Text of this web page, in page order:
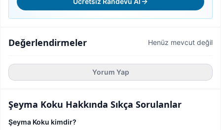
Değerlendirmeler Henüz mevcut değil
Yorum Yap
Şeyma Koku Hakkında Sıkça Sorulanlar
Şeyma Koku kimdir?